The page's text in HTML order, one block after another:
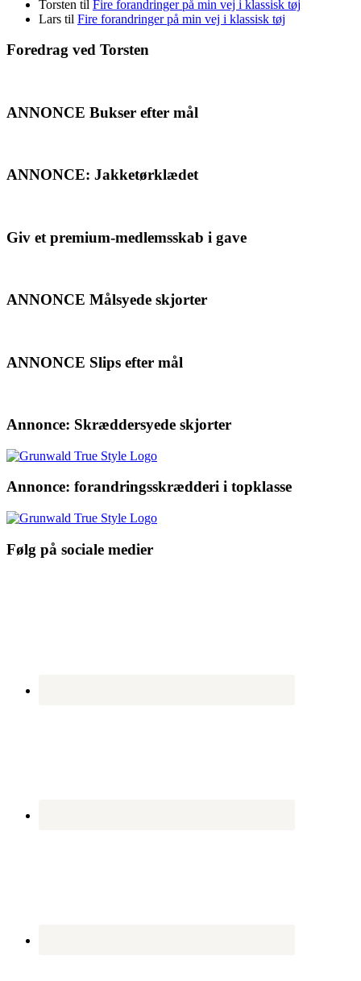
Torsten til Fire forandringer på min vej i klassisk tøj
Lars til Fire forandringer på min vej i klassisk tøj
Foredrag ved Torsten
ANNONCE Bukser efter mål
ANNONCE: Jakketørklædet
Giv et premium-medlemsskab i gave
ANNONCE Målsyede skjorter
ANNONCE Slips efter mål
Annonce: Skræddersyede skjorter
Annonce: forandringsskrædderi i topklasse
Følg på sociale medier